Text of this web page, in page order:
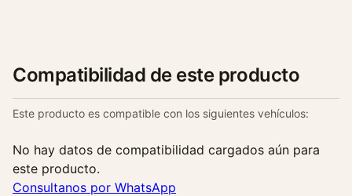
Compatibilidad de este producto
Este producto es compatible con los siguientes vehículos:
No hay datos de compatibilidad cargados aún para
este producto.
Consultanos por WhatsApp